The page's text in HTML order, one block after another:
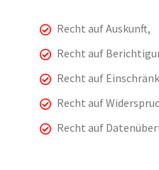
Recht auf Auskunft,
Recht auf
Recht auf
Recht auf
Recht auf